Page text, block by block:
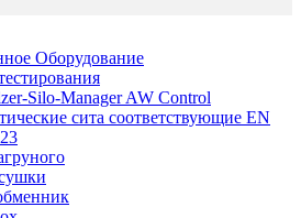
Оборудование
Silo-Manager AW Control
сита соответствующие EN